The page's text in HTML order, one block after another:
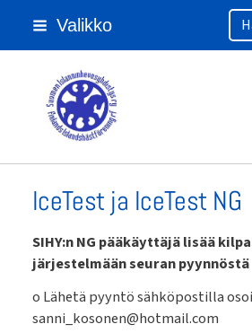
Siirry
Valikko
Suomen
IceTest ja IceTest NG
SIHY:n NG pääkäyttäjä lisää
järjestelmään seuran pyynnöstä
o Lähetä pyyntö sähköpostilla
sanni_kosonen@hotmail.com